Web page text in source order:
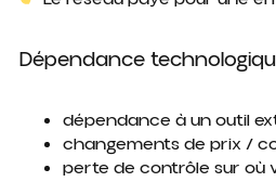
Dépendance
dépendance à un outil
changements de prix /
perte de contrôle sur où